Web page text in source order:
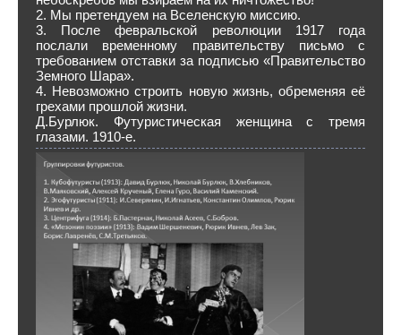
2. Мы претендуем на Вселенскую миссию.
3. После февральской революции 1917 года
послали временному правительству письмо с
требованием отставки за подписью «Правительство
Земного Шара».
4. Невозможно строить новую жизнь, обременяя её
грехами прошлой жизни.
Д.Бурлюк. Футуристическая женщина с тремя
глазами. 1910-е.